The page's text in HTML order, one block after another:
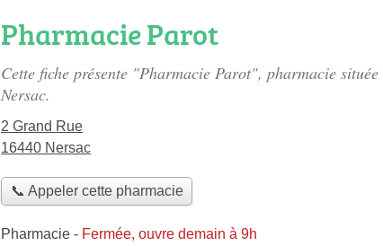
Pharmacie Parot
Cette fiche présente "Pharmacie Parot", pharmacie située
Nersac.
2 Grand Rue
16440 Nersac
📞 Appeler cette pharmacie
Pharmacie - Fermée, ouvre demain à 9h